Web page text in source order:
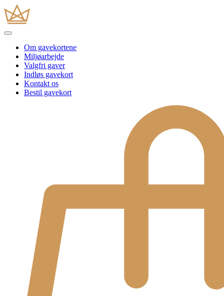
Om gavekortene
Miljøarbejde
Valgfri gaver
Indløs gavekort
Kontakt os
Bestil gavekort